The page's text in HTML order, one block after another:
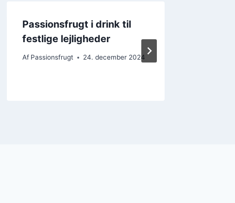
Passionsfrugt i drink til
festlige lejligheder
Af Passionsfrugt 24. december 2024